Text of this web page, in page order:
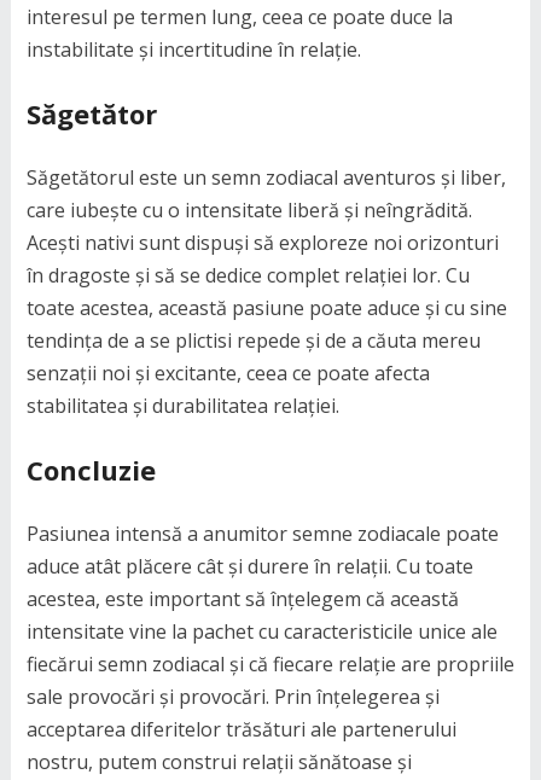
interesul pe termen lung, ceea ce poate duce la
instabilitate și incertitudine în relație.
Săgetător
Săgetătorul este un semn zodiacal aventuros și liber,
care iubește cu o intensitate liberă și neîngrădită.
Acești nativi sunt dispuși să exploreze noi orizonturi
în dragoste și să se dedice complet relației lor. Cu
toate acestea, această pasiune poate aduce și cu sine
tendința de a se plictisi repede și de a căuta mereu
senzații noi și excitante, ceea ce poate afecta
stabilitatea și durabilitatea relației.
Concluzie
Pasiunea intensă a anumitor semne zodiacale poate
aduce atât plăcere cât și durere în relații. Cu toate
acestea, este important să înțelegem că această
intensitate vine la pachet cu caracteristicile unice ale
fiecărui semn zodiacal și că fiecare relație are propriile
sale provocări și provocări. Prin înțelegerea și
acceptarea diferitelor trăsături ale partenerului
nostru, putem construi relații sănătoase și